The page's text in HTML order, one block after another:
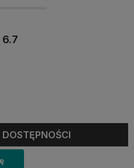
6.7